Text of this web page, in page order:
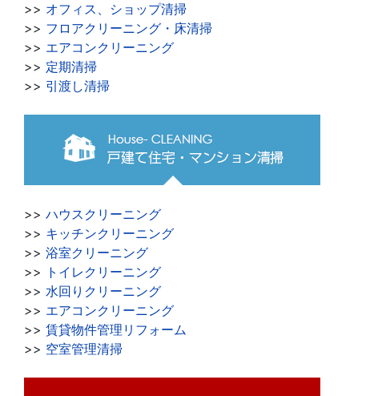
>> オフィス、ショップ清掃
>> フロアクリーニング・床清掃
>> エアコンクリーニング
>> 定期清掃
>> 引渡し清掃
>> ハウスクリーニング
>> キッチンクリーニング
>> 浴室クリーニング
>> トイレクリーニング
>> 水回りクリーニング
>> エアコンクリーニング
>> 賃貸物件管理リフォーム
>> 空室管理清掃